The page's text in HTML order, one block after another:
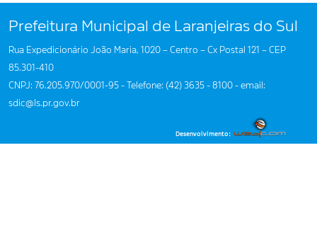
Prefeitura Municipal de Laranjeiras do Sul
Rua Expedicionário João Maria, 1020 – Centro – Cx Postal 121 – CEP
85.301-410
CNPJ: 76.205.970/0001-95 - Telefone: (42) 3635 - 8100 - email:
sdic@ls.pr.gov.br